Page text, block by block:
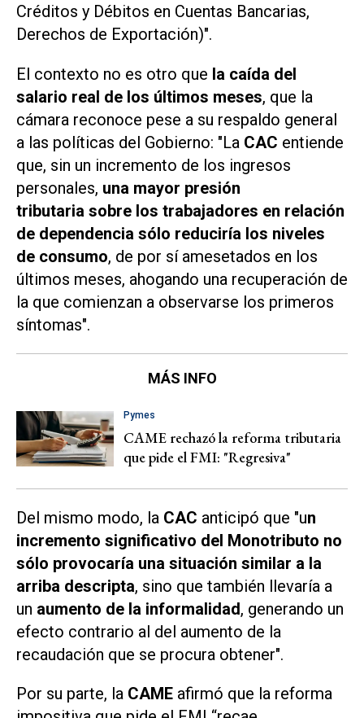
Créditos y Débitos en Cuentas Bancarias,
Derechos de Exportación)".
El contexto no es otro que la caída del
salario real de los últimos meses, que la
cámara reconoce pese a su respaldo general
a las políticas del Gobierno: "La CAC entiende
que, sin un incremento de los ingresos
personales, una mayor presión
tributaria sobre los trabajadores en relación
de dependencia sólo reduciría los niveles
de consumo, de por sí amesetados en los
últimos meses, ahogando una recuperación de
la que comienzan a observarse los primeros
síntomas".
MÁS INFO
Pymes
CAME rechazó la reforma tributaria
que pide el FMI: "Regresiva"
Del mismo modo, la CAC anticipó que "un
incremento significativo del Monotributo no
sólo provocaría una situación similar a la
arriba descripta, sino que también llevaría a
un aumento de la informalidad, generando un
efecto contrario al del aumento de la
recaudación que se procura obtener".
Por su parte, la CAME afirmó que la reforma